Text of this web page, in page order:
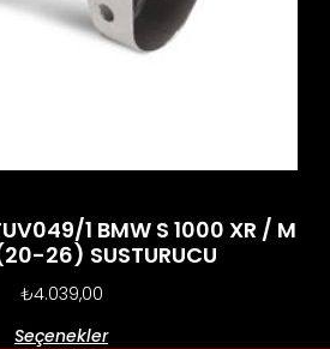
1 BMW S 1000 XR / M
26) SUSTURUCU
₺4.039,00
Seçenekler